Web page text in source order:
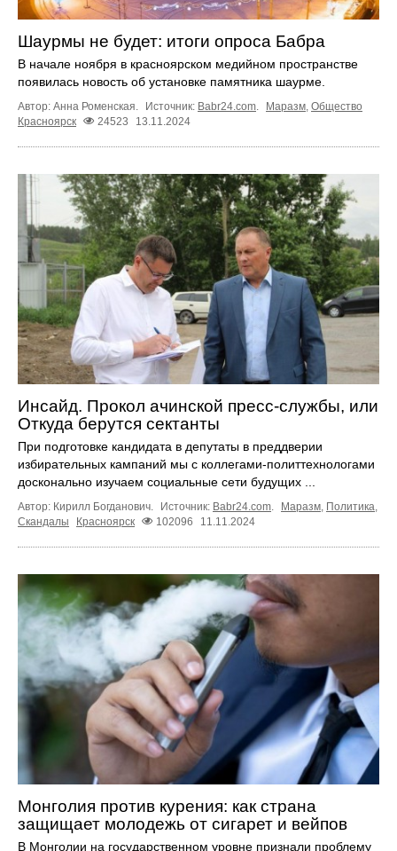
Шаурмы не будет: итоги опроса Бабра
В начале ноября в красноярском медийном пространстве
появилась новость об установке памятника шаурме.
Автор: Анна Роменская. Источник: Babr24.com. Маразм, Общество
Красноярск
24523 13.11.2024
Инсайд. Прокол ачинской пресс-службы, или
Откуда берутся сектанты
При подготовке кандидата в депутаты в преддверии
избирательных кампаний мы с коллегами-политтехнологами
досконально изучаем социальные сети будущих ...
Автор: Кирилл Богданович. Источник: Babr24.com. Маразм, Политика,
Скандалы
Красноярск 102096 11.11.2024
Монголия против курения: как страна
защищает молодежь от сигарет и вейпов
В Монголии на государственном уровне признали проблему